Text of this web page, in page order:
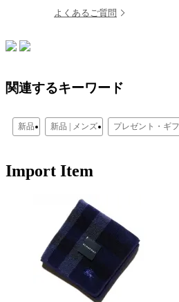
よくあるご質問
関連するキーワード
新品 新品 | メンズ プレゼント・ギ
Import Item